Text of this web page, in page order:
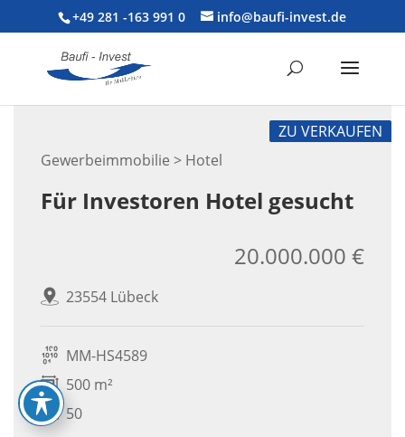
+49 281 -163 991 0 info@baufi-invest.de
Gewerbeimmobilie > Hotel
ZU VERKAUFEN
Für Investoren Hotel gesucht
23554 Lübeck
20.000.000 €
MM-HS4589
500 m²
50